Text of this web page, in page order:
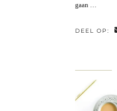
gaan …
DEEL OP: